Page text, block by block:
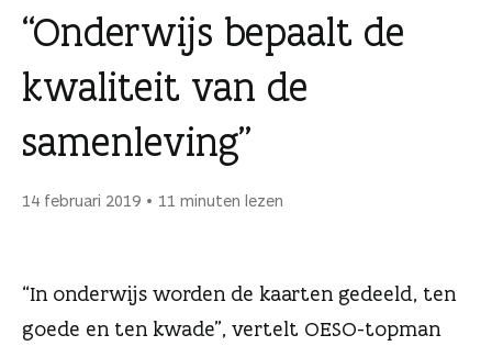
e
“Onderwijs bepaalt de
kwaliteit van de
samenleving”
14 februari 2019 11 minuten lezen
“In onderwijs worden de kaarten gedeeld, ten
goede en ten kwade”, vertelt OESO-topman